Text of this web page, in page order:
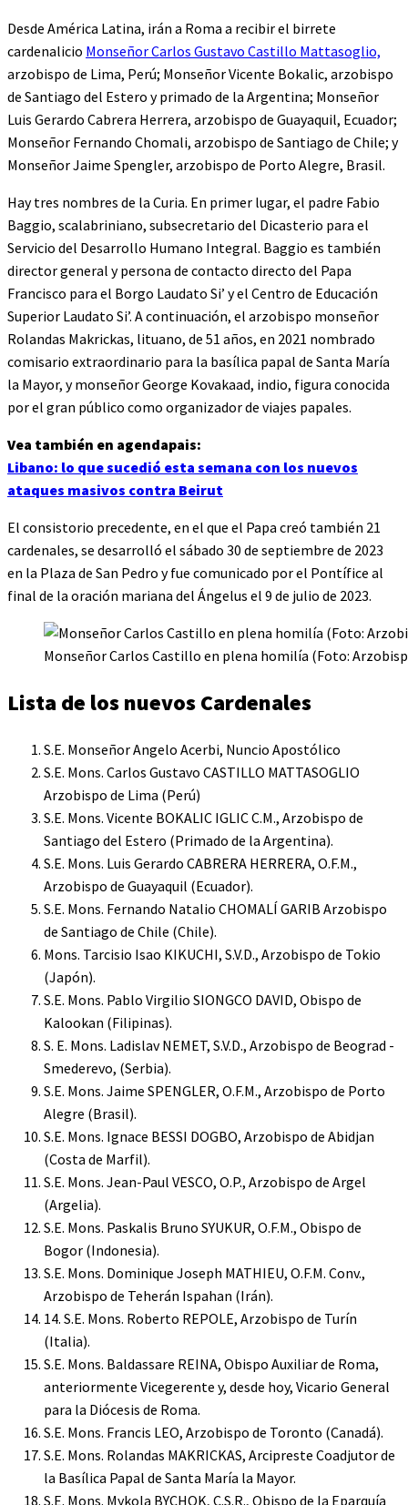
Desde América Latina, irán a Roma a recibir el birrete
cardenalicio Monseñor Carlos Gustavo Castillo Mattasoglio,
arzobispo de Lima, Perú; Monseñor Vicente Bokalic, arzobispo
de Santiago del Estero y primado de la Argentina; Monseñor
Luis Gerardo Cabrera Herrera, arzobispo de Guayaquil, Ecuador;
Monseñor Fernando Chomali, arzobispo de Santiago de Chile; y
Monseñor Jaime Spengler, arzobispo de Porto Alegre, Brasil.
Hay tres nombres de la Curia. En primer lugar, el padre Fabio
Baggio, scalabriniano, subsecretario del Dicasterio para el
Servicio del Desarrollo Humano Integral. Baggio es también
director general y persona de contacto directo del Papa
Francisco para el Borgo Laudato Si’ y el Centro de Educación
Superior Laudato Si’. A continuación, el arzobispo monseñor
Rolandas Makrickas, lituano, de 51 años, en 2021 nombrado
comisario extraordinario para la basílica papal de Santa María
la Mayor, y monseñor George Kovakaad, indio, figura conocida
por el gran público como organizador de viajes papales.
Vea también en agendapais:
Libano: lo que sucedió esta semana con los nuevos
ataques masivos contra Beirut
El consistorio precedente, en el que el Papa creó también 21
cardenales, se desarrolló el sábado 30 de septiembre de 2023
en la Plaza de San Pedro y fue comunicado por el Pontífice al
final de la oración mariana del Ángelus el 9 de julio de 2023.
Monseñor Carlos Castillo en plena homilía (Foto:
Lista de los nuevos Cardenales
S.E. Monseñor Angelo Acerbi, Nuncio Apostólico
S.E. Mons. Carlos Gustavo CASTILLO MATTASOGLIO
Arzobispo de Lima (Perú)
S.E. Mons. Vicente BOKALIC IGLIC C.M., Arzobispo de
Santiago del Estero (Primado de la Argentina).
S.E. Mons. Luis Gerardo CABRERA HERRERA, O.F.M.,
Arzobispo de Guayaquil (Ecuador).
S.E. Mons. Fernando Natalio CHOMALÍ GARIB Arzobispo
de Santiago de Chile (Chile).
Mons. Tarcisio Isao KIKUCHI, S.V.D., Arzobispo de Tokio
(Japón).
S.E. Mons. Pablo Virgilio SIONGCO DAVID, Obispo de
Kalookan (Filipinas).
S. E. Mons. Ladislav NEMET, S.V.D., Arzobispo de Beograd -
Smederevo, (Serbia).
S.E. Mons. Jaime SPENGLER, O.F.M., Arzobispo de Porto
Alegre (Brasil).
S.E. Mons. Ignace BESSI DOGBO, Arzobispo de Abidjan
(Costa de Marfil).
S.E. Mons. Jean-Paul VESCO, O.P., Arzobispo de Argel
(Argelia).
S.E. Mons. Paskalis Bruno SYUKUR, O.F.M., Obispo de
Bogor (Indonesia).
S.E. Mons. Dominique Joseph MATHIEU, O.F.M. Conv.,
Arzobispo de Teherán Ispahan (Irán).
14. S.E. Mons. Roberto REPOLE, Arzobispo de Turín
(Italia).
S.E. Mons. Baldassare REINA, Obispo Auxiliar de Roma,
anteriormente Vicegerente y, desde hoy, Vicario General
para la Diócesis de Roma.
S.E. Mons. Francis LEO, Arzobispo de Toronto (Canadá).
S.E. Mons. Rolandas MAKRICKAS, Arcipreste Coadjutor de
la Basílica Papal de Santa María la Mayor.
S.E. Mons. Mykola BYCHOK, C.S.R., Obispo de la Eparquía